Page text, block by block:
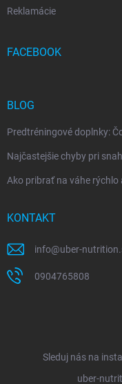
Reklamácie
FACEBOOK
BLOG
Predtréningové doplnky:
Najčastejšie chyby pri
Ako pribrať na váhe rýchlo
KONTAKT
info@uber-
0904765808
Sleduj nás na
uber-